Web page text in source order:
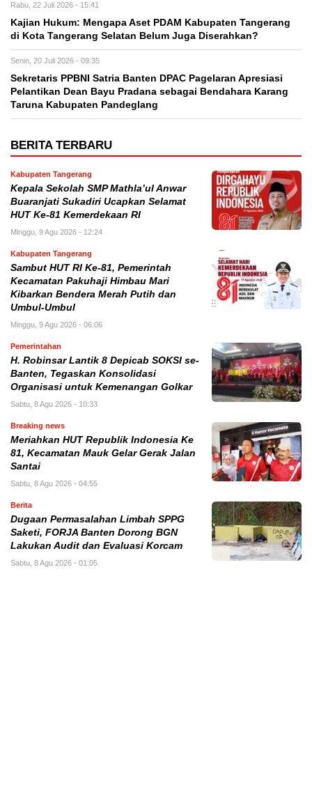
Rabu, 22 Juli 2026 - 15:41
Kajian Hukum: Mengapa Aset PDAM Kabupaten Tangerang
di Kota Tangerang Selatan Belum Juga Diserahkan?
Senin, 20 Juli 2026 - 09:35
Sekretaris PPBNI Satria Banten DPAC Pagelaran Apresiasi
Pelantikan Dean Bayu Pradana sebagai Bendahara Karang
Taruna Kabupaten Pandeglang
BERITA TERBARU
Kabupaten Tangerang
Kepala Sekolah SMP Mathla’ul Anwar
Buaranjati Sukadiri Ucapkan Selamat
HUT Ke-81 Kemerdekaan RI
Minggu, 9 Agu 2026 - 12:24
Kabupaten Tangerang
Sambut HUT RI Ke-81, Pemerintah
Kecamatan Pakuhaji Himbau Mari
Kibarkan Bendera Merah Putih dan
Umbul-Umbul
Minggu, 9 Agu 2026 - 06:06
Pemerintahan
H. Robinsar Lantik 8 Depicab SOKSI se-
Banten, Tegaskan Konsolidasi
Organisasi untuk Kemenangan Golkar
Sabtu, 8 Agu 2026 - 10:33
Breaking news
Meriahkan HUT Republik Indonesia Ke
81, Kecamatan Mauk Gelar Gerak Jalan
Santai
Sabtu, 8 Agu 2026 - 04:55
Berita
Dugaan Permasalahan Limbah SPPG
Saketi, FORJA Banten Dorong BGN
Lakukan Audit dan Evaluasi Korcam
Sabtu, 8 Agu 2026 - 01:05